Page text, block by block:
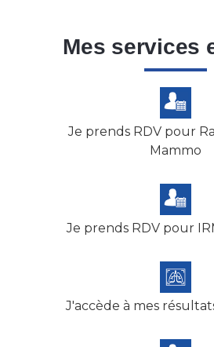
Mes services
Je prends RDV pour
Mammo
Je prends RDV pour
J'accède à mes